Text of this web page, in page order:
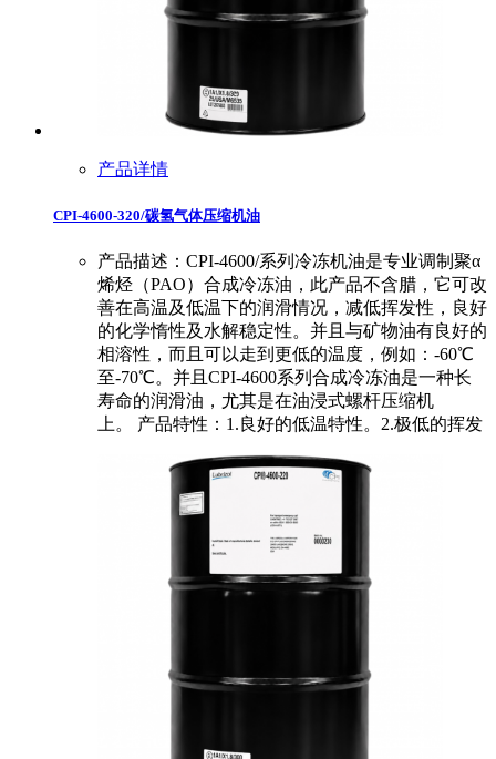
产品详情
CPI-4600-320/碳氢气体压缩机油
产品描述：CPI-4600/系列冷冻机油是专业调制聚α
烯烃（PAO）合成冷冻油，此产品不含腊，它可改
善在高温及低温下的润滑情况，减低挥发性，良好
的化学惰性及水解稳定性。并且与矿物油有良好的
相溶性，而且可以走到更低的温度，例如：-60℃
至-70℃。并且CPI-4600系列合成冷冻油是一种长
寿命的润滑油，尤其是在油浸式螺杆压缩机
上。 产品特性：1.良好的低温特性。2.极低的挥发